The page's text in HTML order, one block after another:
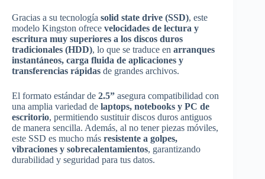
Gracias a su tecnología solid state drive (SSD), este
modelo Kingston ofrece velocidades de lectura y
escritura muy superiores a los discos duros
tradicionales (HDD), lo que se traduce en arranques
instantáneos, carga fluida de aplicaciones y
transferencias rápidas de grandes archivos.
El formato estándar de 2.5” asegura compatibilidad con
una amplia variedad de laptops, notebooks y PC de
escritorio, permitiendo sustituir discos duros antiguos
de manera sencilla. Además, al no tener piezas móviles,
este SSD es mucho más resistente a golpes,
vibraciones y sobrecalentamientos, garantizando
durabilidad y seguridad para tus datos.